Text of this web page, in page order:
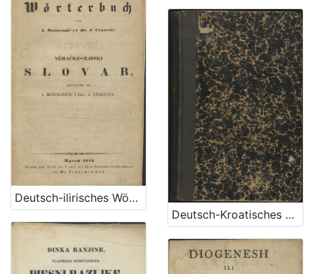
Deutsch-ilirisches Wörterbuch / sastavljen po I. Mažuraniću i J. Užareviću
Deutsch-Kroatisches Wörterbuch / von Bogoslav Šulek